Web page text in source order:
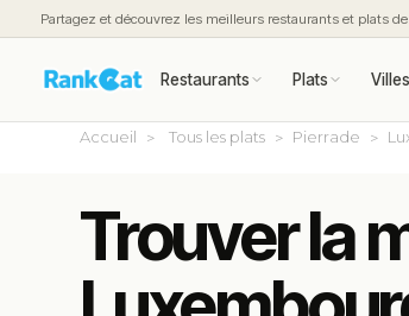
Partagez et découvrez les meilleurs restaurants et plats
Restaurants Plats Villes
Accueil Tous les plats Pierrade
Trouver la